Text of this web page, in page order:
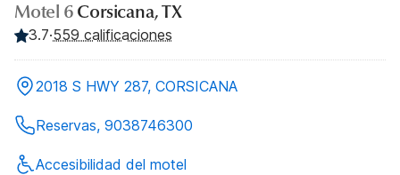
Motel 6 Corsicana, TX
3.7·559 calificaciones
2018 S HWY 287, CORSICANA
Reservas, 9038746300
Accesibilidad del motel